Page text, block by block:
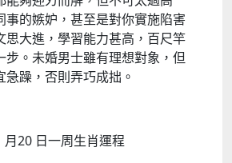
事的嫉妒，甚至是對你實施陷害
思大進，學習能力甚高，百尺竿
步。未婚男士雖有理想對象，但
急躁，否則弄巧成拙。
月20 日一周生肖運程